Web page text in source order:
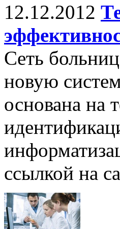
12.12.2012
Сеть
новую
основана на
ссылкой на